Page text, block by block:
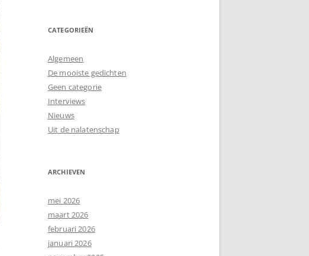
CATEGORIEËN
Algemeen
De mooiste gedichten
Geen categorie
Interviews
Nieuws
Uit de nalatenschap
ARCHIEVEN
mei 2026
maart 2026
februari 2026
januari 2026